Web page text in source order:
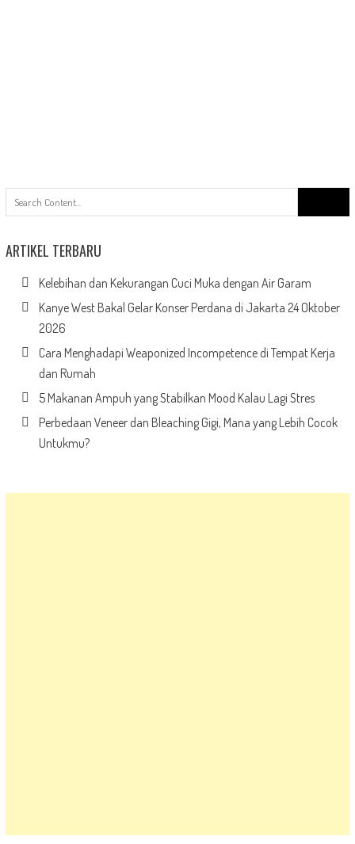
for:
ARTIKEL TERBARU
Kelebihan dan Kekurangan Cuci Muka dengan Air Garam
Kanye West Bakal Gelar Konser Perdana di Jakarta 24 Oktober
2026
Cara Menghadapi Weaponized Incompetence di Tempat Kerja
dan Rumah
5 Makanan Ampuh yang Stabilkan Mood Kalau Lagi Stres
Perbedaan Veneer dan Bleaching Gigi, Mana yang Lebih Cocok
Untukmu?